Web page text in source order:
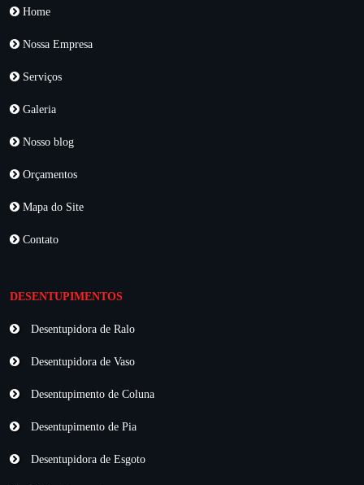
Home
Nossa Empresa
Serviços
Galeria
Nosso blog
Orçamentos
Mapa do Site
Contato
DESENTUPIMENTOS
Desentupidora de Ralo
Desentupidora de Vaso
Desentupimento de Coluna
Desentupimento de Pia
Desentupidora de Esgoto